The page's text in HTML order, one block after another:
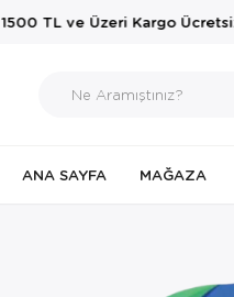
1500 TL ve Üzeri Kargo Ücretsiz
ANA SAYFA MAĞAZA